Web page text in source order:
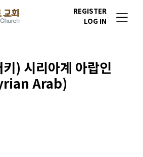
REGISTER
LOG IN
) 시리아계 아랍인
Arab)